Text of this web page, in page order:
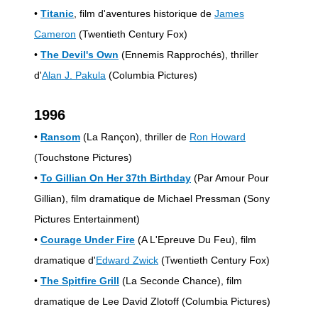
• Titanic , film d'aventures historique de James
Cameron (Twentieth Century Fox)
• The Devil's Own (Ennemis Rapprochés), thriller
d'Alan J. Pakula (Columbia Pictures)
1996
• Ransom (La Rançon), thriller de Ron Howard
(Touchstone Pictures)
• To Gillian On Her 37th Birthday (Par Amour Pour
Gillian), film dramatique de Michael Pressman (Sony
Pictures Entertainment)
• Courage Under Fire (A L'Epreuve Du Feu), film
dramatique d'Edward Zwick (Twentieth Century Fox)
• The Spitfire Grill (La Seconde Chance), film
dramatique de Lee David Zlotoff (Columbia Pictures)